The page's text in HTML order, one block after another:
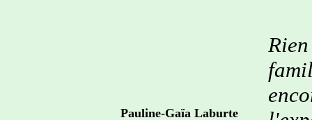
Pauline-Gaïa Laburte